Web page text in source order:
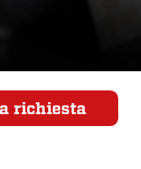
richiesta